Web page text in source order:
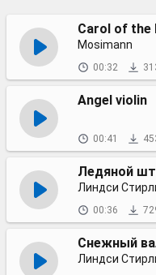
Carol of the
Mosimann
00:32
Angel violin
00:41
Ледяной
Линдси
00:36
Снежный
Линдси